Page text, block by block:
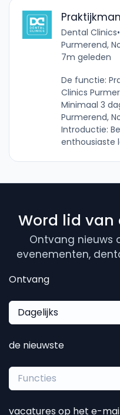
Dental Clinics•
Purmerend,
7m geleden
De functie:
Clinics
Minimaal 3
Purmerend,
Introductie:
enthousiaste
Word lid van
Ontvang nieuws
evenementen,
Ontvang
Dagelijks
de nieuwste
Functies
vacatures op het e-